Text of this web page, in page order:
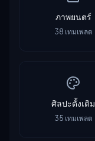
ภาพยนตร์
38 เทมเพลต
ศิลปะดั้งเดิม
35 เทมเพลต